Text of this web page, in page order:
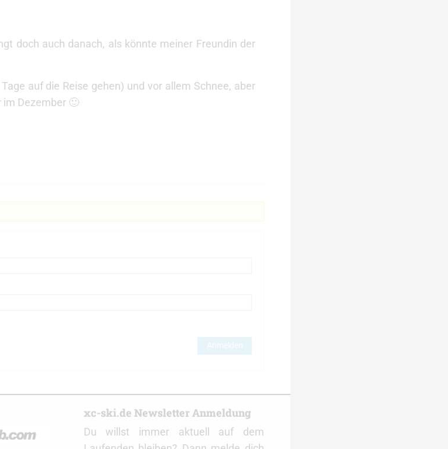
doch auch danach, als könnte meiner Freundin der
auf die Reise gehen) und vor allem Schnee, aber
Dezember 🙂
Anmelden
xc-ski.de Newsletter Anmeldung
Du willst immer aktuell auf dem